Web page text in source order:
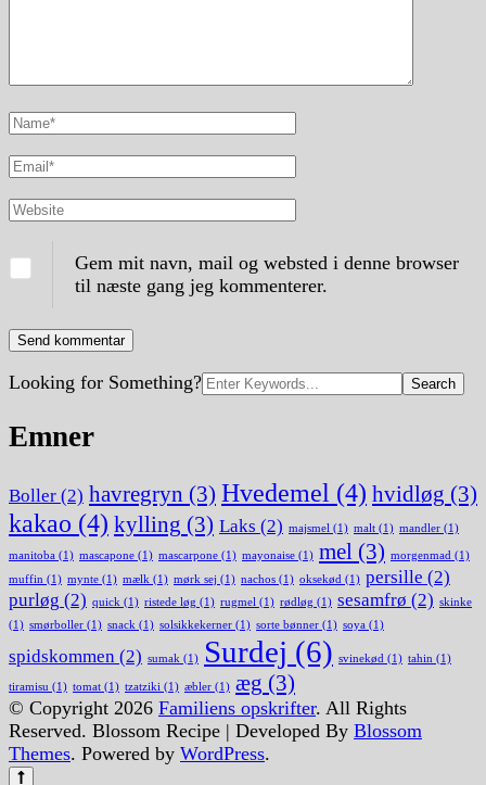
Full
Email
Website
Gem mit navn, mail og websted i denne browser
til næste gang jeg kommenterer.
Search
Looking for Something?
Emner
Boller (2) havregryn (3) Hvedemel (4) hvidløg (3)
kakao (4) kylling (3) Laks (2) majsmel (1) malt (1) mandler (1)
manitoba (1) mascapone (1) mascarpone (1) mayonaise (1) mel (3) morgenmad (1)
muffin (1) mynte (1) mælk (1) mørk sej (1) nachos (1) oksekød (1) persille (2)
purløg (2) quick (1) ristede løg (1) rugmel (1) rødløg (1) sesamfrø (2) skinke
(1) smørboller (1) snack (1) solsikkekerner (1) sorte bønner (1) soya (1)
spidskommen (2) sumak (1) Surdej (6) svinekød (1) tahin (1)
tiramisu (1) tomat (1) tzatziki (1) æbler (1) æg (3)
© Copyright 2026 Familiens opskrifter. All Rights
Reserved. Blossom Recipe | Developed By Blossom
Themes. Powered by WordPress.